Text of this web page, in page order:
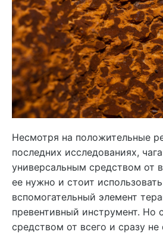
Несмотря на положительные
последних исследованиях,
универсальным средством от
ее нужно и стоит
вспомогательный элемент
превентивный инструмент. Но
средством от всего и сразу не